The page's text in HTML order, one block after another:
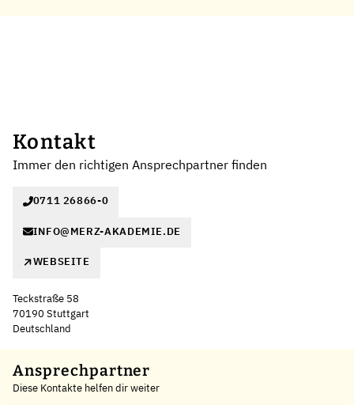
Kontakt
Immer den richtigen Ansprechpartner finden
0711 26866-0
INFO@MERZ-AKADEMIE.DE
WEBSEITE
Teckstraße 58
70190 Stuttgart
Deutschland
+
−
Ansprechpartner
Diese Kontakte helfen dir weiter